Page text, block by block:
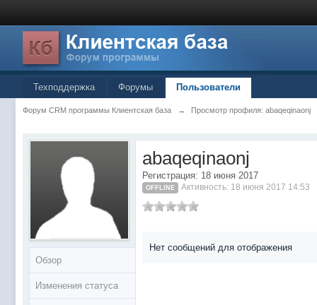
Техподдержка Форумы Пользователи
Форум CRM программы Клиентская база → Просмотр профиля: abaqeqinaonj
Обзор
Изменения статуса
abaqeqinaonj
Регистрация: 18 июня 2017
OFFLINE Активность: 18 июня 2017 14:53
Нет сообщений для отображения